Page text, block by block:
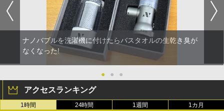
ナノバブルを洗濯機に付けたらバスタオルの生乾き臭が
なくなった!
● ● ●
アクセスランキング
1時間 24時間 1週間 1カ月